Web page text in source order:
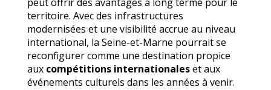
territoire. Avec des infrastructures
modernisées et une visibilité accrue au niveau
international, la Seine-et-Marne pourrait se
reconfigurer comme une destination propice
aux compétitions internationaleset aux
événements culturels dans les années à venir.